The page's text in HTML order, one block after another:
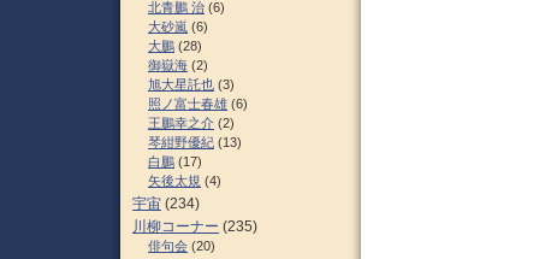
北青鵬 治 (6)
大砂嵐 (6)
大鵬 (28)
御嶽海 (2)
旭大星託也 (3)
照ノ富士春雄 (6)
王鵬幸之介 (2)
琴紺野優紀 (13)
白鵬 (17)
矢後太規 (4)
宇宙 (234)
川柳コーナー (235)
俳句会 (20)